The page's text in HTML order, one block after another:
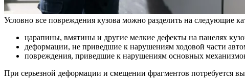
Условно все повреждения кузова можно разделить на следующие
царапины, вмятины и другие мелкие дефекты на панелях
деформации, не приведшие к нарушениям ходовой части
повреждения, приведшие к нарушениям основных
При серьезной деформации и смещении фрагментов потребуется